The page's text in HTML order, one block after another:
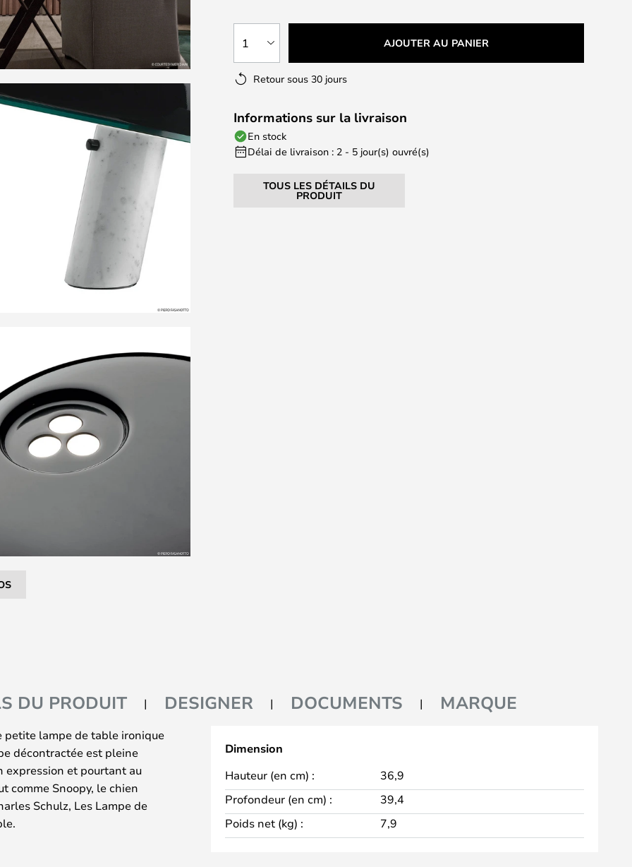
1 AJOUTER AU PANIER
Retour sous 30 jours
Informations sur la livraison
En stock
Délai de livraison : 2 - 5 jour(s) ouvré(s)
TOUS LES DÉTAILS DU
PRODUIT
DU PRODUIT DESIGNER DOCUMENTS MARQUE
petite lampe de table ironique
décontractée est pleine
expression et pourtant au
comme Snoopy, le chien
Schulz, Les Lampe de
par sa forme à la
Dimension
Hauteur (en cm) :
36,9
Profondeur (en cm) :
39,4
Poids net (kg) :
7,9